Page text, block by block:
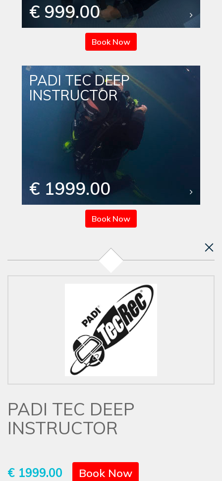
€ 999.00
Book Now
PADI TEC DEEP
INSTRUCTOR
€ 1999.00
Book Now
PADI TEC DEEP
INSTRUCTOR
€ 1999.00 Book Now